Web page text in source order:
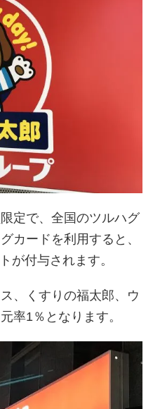
定で、全国のツルハグ
カードを利用すると、
が付与されます。
、くすりの福太郎、ウ
率1％となります。